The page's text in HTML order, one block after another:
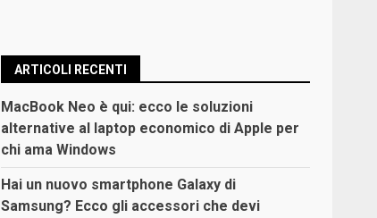
ARTICOLI RECENTI
MacBook Neo è qui: ecco le soluzioni
alternative al laptop economico di Apple per
chi ama Windows
Hai un nuovo smartphone Galaxy di
Samsung? Ecco gli accessori che devi